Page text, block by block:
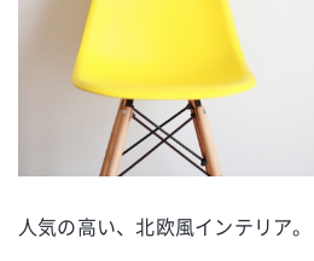
人気の高い、北欧風インテリア。